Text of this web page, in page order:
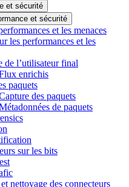
et sécurité
et sécurité
et les menaces
les performances et les
de l’utilisateur final
enrichis
paquets
des paquets
de paquets
sur les bits
nettoyage des connecteurs